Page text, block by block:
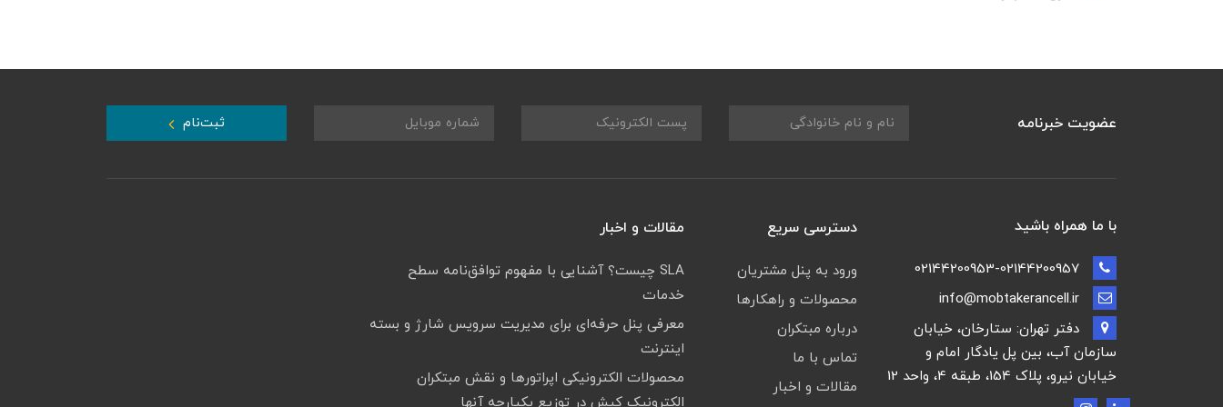
عضویت خبرنامه ثبت‌نام
با ما همراه باشید
دفتر تهران: ستارخان، خیابان
سازمان آب، بین پل یادگار امام و
خیابان نیرو، پلاک 154، طبقه 4، واحد 12
دسترسی سریع
ورود به پنل مشتریان
محصولات و راهکارها
درباره مبتکران
تماس با ما
مقالات و اخبار
مقالات و اخبار
SLA چیست؟ آشنایی با مفهوم توافق‌نامه سطح
خدمات
معرفی پنل حرفه‌ای برای مدیریت سرویس شارژ و بسته
اینترنت
محصولات الکترونیکی اپراتورها و نقش مبتکران